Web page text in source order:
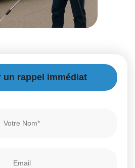
un rappel immédiat